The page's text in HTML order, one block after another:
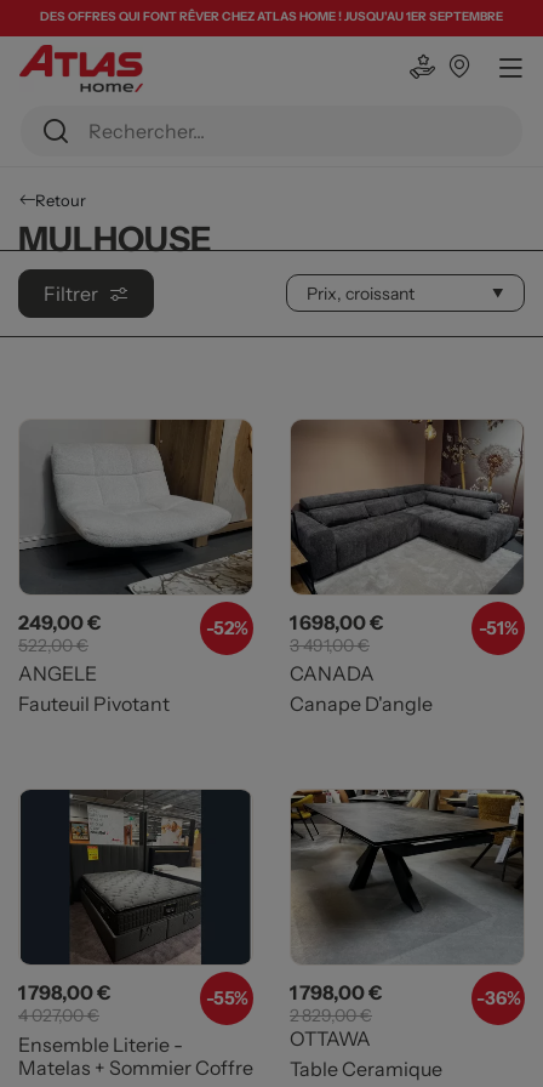
DES OFFRES QUI FONT RÊVER CHEZ ATLAS HOME ! JUSQU'AU 1ER SEPTEMBRE
Retour
MULHOUSE
Filtrer
-52%
Prix
249,00 € Prix de base
522,00 €
ANGELE
Fauteuil Pivotant
-51%
Prix
1 698,00 € Prix de base
3 491,00 €
CANADA
Canape D'angle
-55%
Prix
1 798,00 € Prix de base
4 027,00 €
Ensemble Literie -
Matelas + Sommier Coffre
-36%
Prix
1 798,00 € Prix de base
2 829,00 €
OTTAWA
Table Ceramique